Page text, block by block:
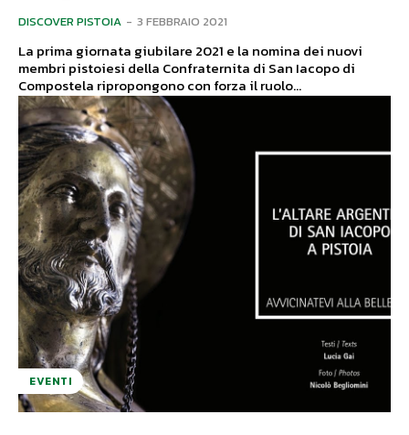
DISCOVER PISTOIA - 3 FEBBRAIO 2021
La prima giornata giubilare 2021 e la nomina dei nuovi
membri pistoiesi della Confraternita di San Iacopo di
Compostela ripropongono con forza il ruolo...
EVENTI